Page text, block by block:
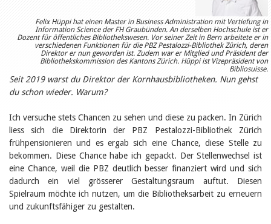
Aus- und Weiterbildung
Veranstaltungen
Kinder- und Jugendmedien
Bibliothek und Schule
Bibliotheksförderung
Zielpublikum Kinder und
Jugendliche
Einmalige Beiträge
Bibliosuisse
Kantonale
Unterstützungsbeiträge
Rezensionen
Schweizer Literatur
Alle Tags
Autoren
Julie Greub
Felix Hüppi hat einen Master in Business Administration mit Vertiefung in
Information Science der FH Graubünden. An derselben Hochschule ist er
Dozent für öffentliches Bibliothekswesen. Vor seiner Zeit in Bern arbeitete er in
verschiedenen Funktionen für die PBZ Pestalozzi-Bibliothek Zürich, deren
Direktor er nun geworden ist. Zudem war er Mitglied und Präsident der
Bibliothekskommission des Kantons Zürich. Hüppi ist Vizepräsident von
Bibliosuisse.
Seit 2019 warst du Direktor der Kornhausbibliotheken. Nun gehst
du schon wieder. Warum?
Ich versuche stets Chancen zu sehen und diese zu packen. In Zürich
liess sich die Direktorin der PBZ Pestalozzi-Bibliothek Zürich
frühpensionieren und es ergab sich eine Chance, diese Stelle zu
bekommen. Diese Chance habe ich gepackt. Der Stellenwechsel ist
eine Chance, weil die PBZ deutlich besser finanziert wird und sich
dadurch ein viel grösserer Gestaltungsraum auftut. Diesen
Spielraum möchte ich nutzen, um die Bibliotheksarbeit zu erneuern
und zukunftsfähiger zu gestalten.